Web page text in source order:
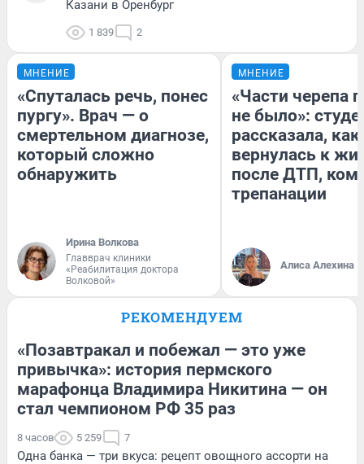
Казани в Оренбург
1 839 2
МНЕНИЕ
«Спуталась речь, понес
пургу». Врач — о
смертельном диагнозе,
который сложно
обнаружить
Ирина Волкова
Главврач клиники
«Реабилитация доктора
Волковой»
МНЕНИЕ
«Части черепа
не было»:
рассказала, как
вернулась к
после ДТП,
трепанации
Алиса Алехина
РЕКОМЕНДУЕМ
«Позавтракал и побежал — это уже
привычка»: история пермского
марафонца Владимира Никитина — он
стал чемпионом РФ 35 раз
8 часов 5 259 7
Одна банка — три вкуса: рецепт овощного ассорти на